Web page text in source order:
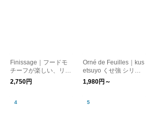
Finissage｜フードモ
チーフが楽しい、リト
ルモカストラップミニ
ポーチ
2,750円
Orné de Feuilles｜kus
etsuyo くせ強 シリー
ズ（ポーチ）
1,980円～